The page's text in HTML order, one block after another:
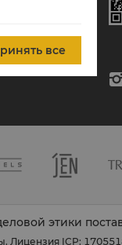
этики
Лицензия ICP:
все